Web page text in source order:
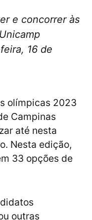
e concorrer às
16 de
olímpicas 2023
Campinas
até nesta
Nesta edição,
33 opções de
outras